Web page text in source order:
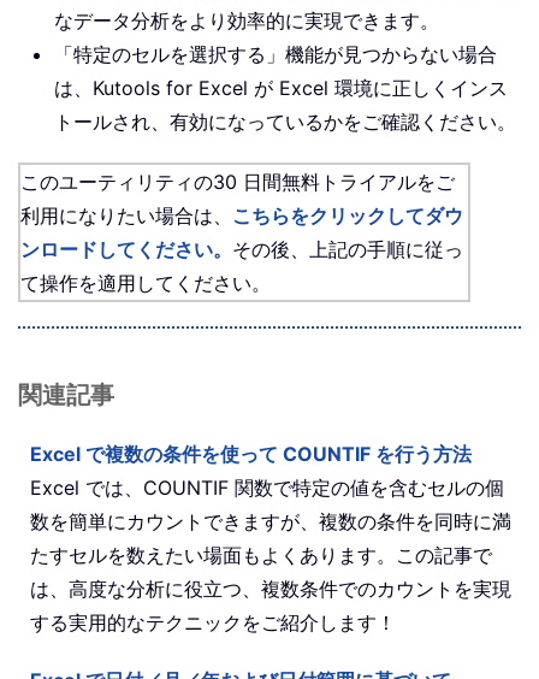
なデータ分析をより効率的に実現できます。
「特定のセルを選択する」機能が見つからない場合
は、Kutools for Excel が Excel 環境に正しくインス
トールされ、有効になっているかをご確認ください。
このユーティリティの30 日間無料トライアルをご
利用になりたい場合は、 こちらをクリックしてダウ
ンロードしてください。 その後、上記の手順に従っ
て操作を適用してください。
関連記事
Excel で複数の条件を使って COUNTIF を行う方法
Excel では、COUNTIF 関数で特定の値を含むセルの個
数を簡単にカウントできますが、複数の条件を同時に満
たすセルを数えたい場面もよくあります。この記事で
は、高度な分析に役立つ、複数条件でのカウントを実現
する実用的なテクニックをご紹介します！